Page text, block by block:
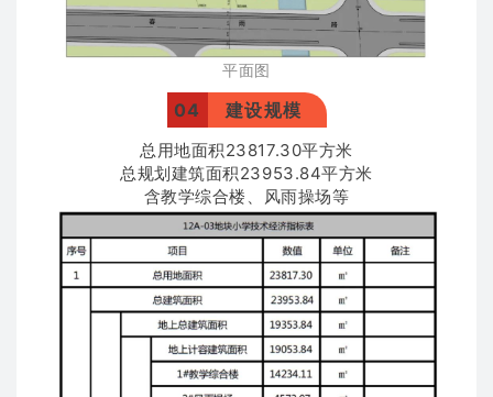
平面图
04 建设规模
总用地面积23817.30平方米
总规划建筑面积23953.84平方米
含教学综合楼、风雨操场等